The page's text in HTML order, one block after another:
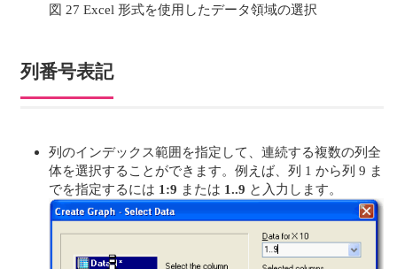
図 27 Excel 形式を使用したデータ領域の選択
列番号表記
列のインデックス範囲を指定して、連続する複数の列全
体を選択することができます。例えば、列 1 から列 9 ま
でを指定するには 1:9 または 1..9 と入力します。